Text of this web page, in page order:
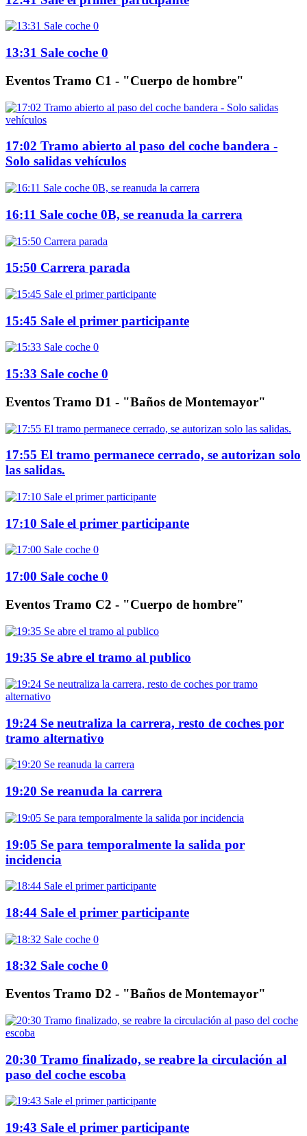
13:31 Sale coche 0
Eventos Tramo C1 - "Cuerpo de hombre"
17:02 Tramo abierto al paso del coche bandera -
Solo salidas vehículos
16:11 Sale coche 0B, se reanuda la carrera
15:50 Carrera parada
15:45 Sale el primer participante
15:33 Sale coche 0
Eventos Tramo D1 - "Baños de Montemayor"
17:55 El tramo permanece cerrado, se autorizan solo
las salidas.
17:10 Sale el primer participante
17:00 Sale coche 0
Eventos Tramo C2 - "Cuerpo de hombre"
19:35 Se abre el tramo al publico
19:24 Se neutraliza la carrera, resto de coches por
tramo alternativo
19:20 Se reanuda la carrera
19:05 Se para temporalmente la salida por
incidencia
18:44 Sale el primer participante
18:32 Sale coche 0
Eventos Tramo D2 - "Baños de Montemayor"
20:30 Tramo finalizado, se reabre la circulación al
paso del coche escoba
19:43 Sale el primer participante